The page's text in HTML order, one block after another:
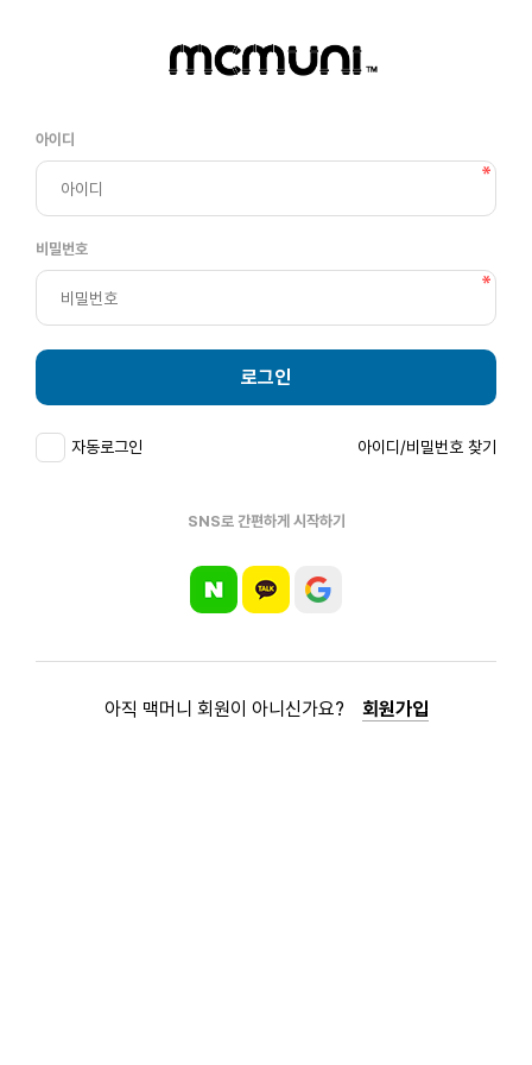
아이디
비밀번호
로그인
자동로그인 아이디/비밀번호 찾기
SNS로 간편하게 시작하기
아직 맥머니 회원이 아니신가요? 회원가입